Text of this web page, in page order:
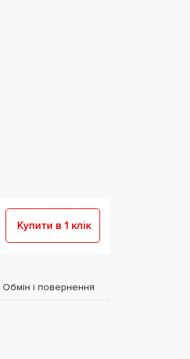
Купити в 1 клік
Обмін і повернення